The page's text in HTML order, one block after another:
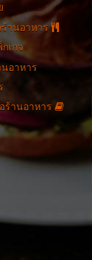
ร้านอาหาร
เกจ
อาหาร
ร้านอาหาร